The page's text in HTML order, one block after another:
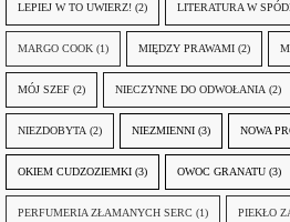
LEPIEJ W TO UWIERZ! (2) LITERATURA W
MARGO COOK (1) MIĘDZY PRAWAMI (2)
MÓJ SZEF (2) NIECZYNNE DO ODWOŁANIA (2)
NIEZDOBYTA (2) NIEZMIENNI (3) NOWA
OKIEM CUDZOZIEMKI (3) OWOC GRANATU (3)
PERFUMERIA ZŁAMANYCH SERC (1) PIEKŁO